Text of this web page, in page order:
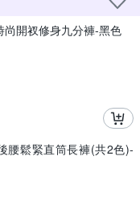
尚開衩修身九分褲-黑色
腰鬆緊直筒長褲(共2色)-